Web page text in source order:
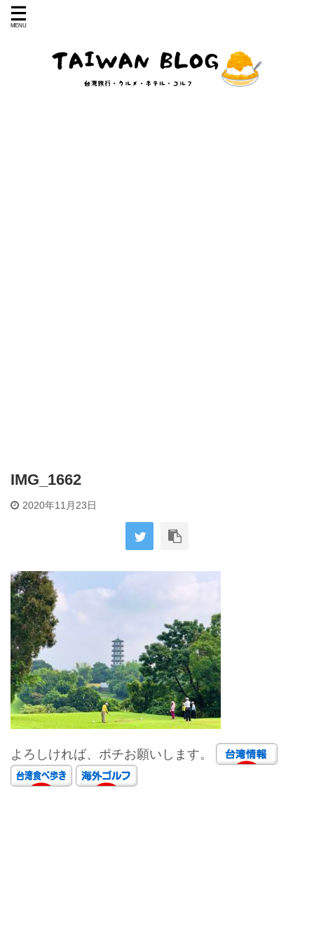
IMG_1662
2020年11月23日
よろしければ、ポチお願いします。